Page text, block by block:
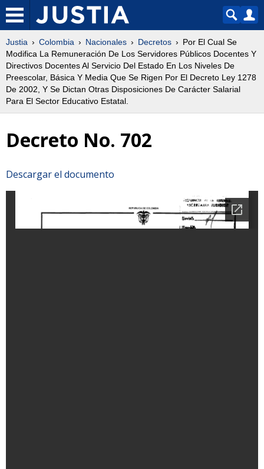
Justia Colombia Nacionales Decretos
Por El Cual Se
Modifica La Remuneración De Los Servidores Públicos Docentes Y
Directivos Docentes Al Servicio Del Estado En Los Niveles De
Preescolar, Básica Y Media Que Se Rigen Por El Decreto Ley 1278
De 2002, Y Se Dictan Otras Disposiciones De Carácter Salarial
Para El Sector Educativo Estatal.
Decreto No. 702
Descargar el documento